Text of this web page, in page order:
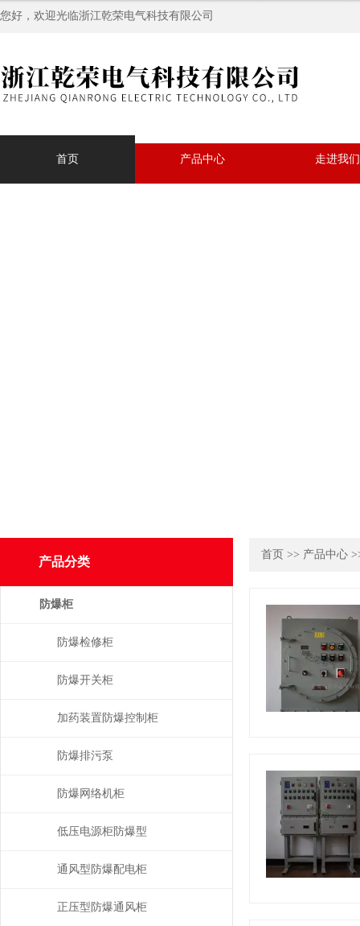
您好，欢迎光临浙江乾荣电气科技有限公司
首页 产品中心 走进我们
产品分类
防爆柜
防爆检修柜
防爆开关柜
加药装置防爆控制柜
防爆排污泵
防爆网络机柜
低压电源柜防爆型
通风型防爆配电柜
正压型防爆通风柜
首页 >> 产品中心